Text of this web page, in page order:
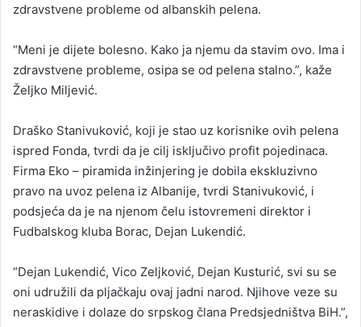
zdravstvene probleme od albanskih pelena.
“Meni je dijete bolesno. Kako ja njemu da stavim ovo. Ima i
zdravstvene probleme, osipa se od pelena stalno.”, kaže
Željko Miljević.
Draško Stanivuković, koji je stao uz korisnike ovih pelena
ispred Fonda, tvrdi da je cilj isključivo profit pojedinaca.
Firma Eko – piramida inžinjering je dobila ekskluzivno
pravo na uvoz pelena iz Albanije, tvrdi Stanivuković, i
podsjeća da je na njenom čelu istovremeni direktor i
Fudbalskog kluba Borac, Dejan Lukendić.
“Dejan Lukendić, Vico Zeljković, Dejan Kusturić, svi su se
oni udružili da pljačkaju ovaj jadni narod. Njihove veze su
neraskidive i dolaze do srpskog člana Predsjedništva BiH.”,